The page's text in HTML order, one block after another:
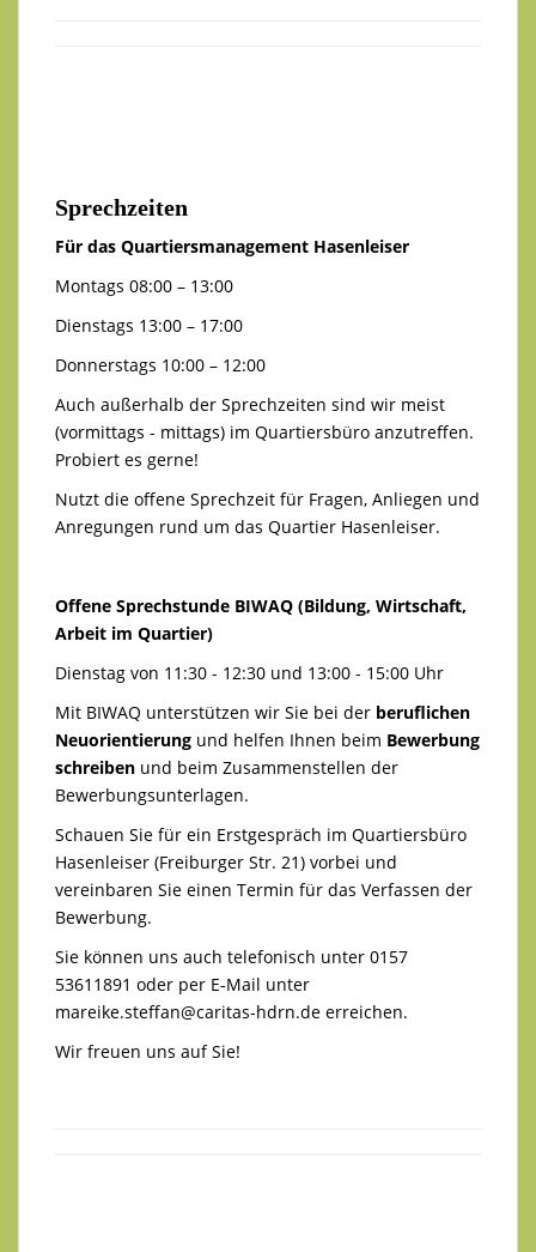
Sprechzeiten
Für das Quartiersmanagement Hasenleiser
Montags 08:00 – 13:00
Dienstags 13:00 – 17:00
Donnerstags 10:00 – 12:00
Auch außerhalb der Sprechzeiten sind wir meist
(vormittags - mittags) im Quartiersbüro anzutreffen.
Probiert es gerne!
Nutzt die offene Sprechzeit für Fragen, Anliegen und
Anregungen rund um das Quartier Hasenleiser.
Offene Sprechstunde BIWAQ (Bildung, Wirtschaft,
Arbeit im Quartier)
Dienstag von 11:30 - 12:30 und 13:00 - 15:00 Uhr
Mit BIWAQ unterstützen wir Sie bei der beruflichen
Neuorientierung und helfen Ihnen beim Bewerbung
schreiben und beim Zusammenstellen der
Bewerbungsunterlagen.
Schauen Sie für ein Erstgespräch im Quartiersbüro
Hasenleiser (Freiburger Str. 21) vorbei und
vereinbaren Sie einen Termin für das Verfassen der
Bewerbung.
Sie können uns auch telefonisch unter 0157
53611891 oder per E-Mail unter
mareike.steffan@caritas-hdrn.de erreichen.
Wir freuen uns auf Sie!